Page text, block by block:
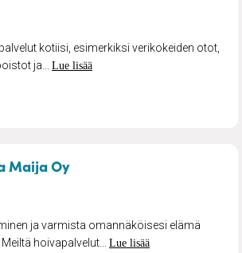
kotiisi, esimerkiksi verikokeiden otot,
ja... Lue lisää
Maija Oy– Kotihoito
ja varmista omannäköisesi elämä
hoivapalvelut... Lue lisää